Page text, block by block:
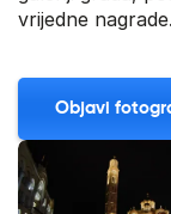
vrijedne nagrade.
Objavi